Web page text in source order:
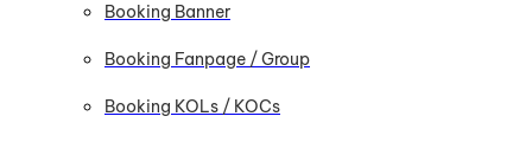
Booking Banner
Booking Fanpage / Group
Booking KOLs / KOCs